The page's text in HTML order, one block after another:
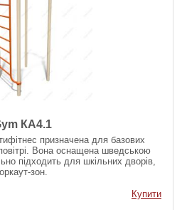
КА4.1
призначена для базових
Вона оснащена шведською
підходить для шкільних дворів,
зон.
Купити